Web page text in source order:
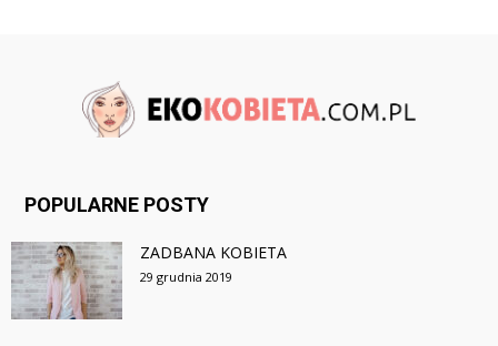
POPULARNE POSTY
ZADBANA KOBIETA
29 grudnia 2019